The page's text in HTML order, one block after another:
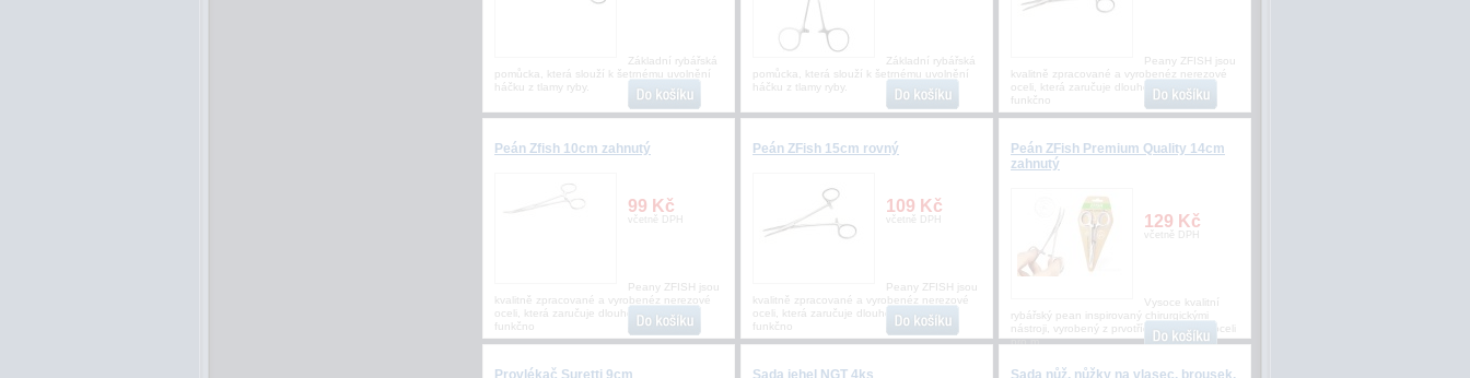
Základní rybářská
pomůcka, která slouží k šetrnému uvolnění
háčku z tlamy ryby.
Základní rybářská
pomůcka, která slouží k šetrnému uvolnění
háčku z tlamy ryby.
Peany ZFISH jsou
kvalitně zpracované a vyrobenéz nerezové
oceli, která zaručuje dlouhou životnost,
funkčno
Peán Zfish 10cm zahnutý
99 Kč
včetně DPH
Peany ZFISH jsou
kvalitně zpracované a vyrobenéz nerezové
oceli, která zaručuje dlouhou životnost,
funkčno
Peán ZFish 15cm rovný
109 Kč
včetně DPH
Peany ZFISH jsou
kvalitně zpracované a vyrobenéz nerezové
oceli, která zaručuje dlouhou životnost,
funkčno
Peán ZFish Premium Quality 14cm
zahnutý
129 Kč
včetně DPH
Vysoce kvalitní
rybářský pean inspirovaný chirurgickými
nástroji, vyrobený z prvotřídní nerezové oceli
pro m
Provlékač Suretti 9cm Sada jehel NGT 4ks Sada nůž, nůžky na vlasec, brousek,